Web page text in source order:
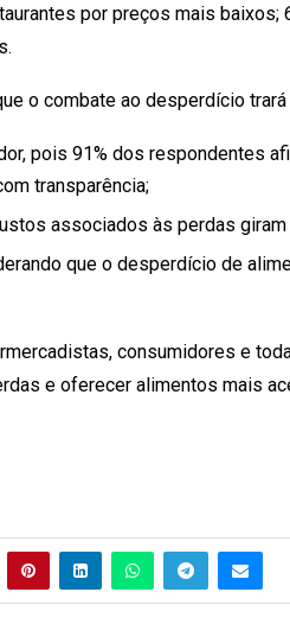
por preços mais baixos;
o combate ao desperdício
pois 91% dos respondentes
transparência;
associados às perdas giram
que o desperdício de
consumidores e
e oferecer alimentos mais